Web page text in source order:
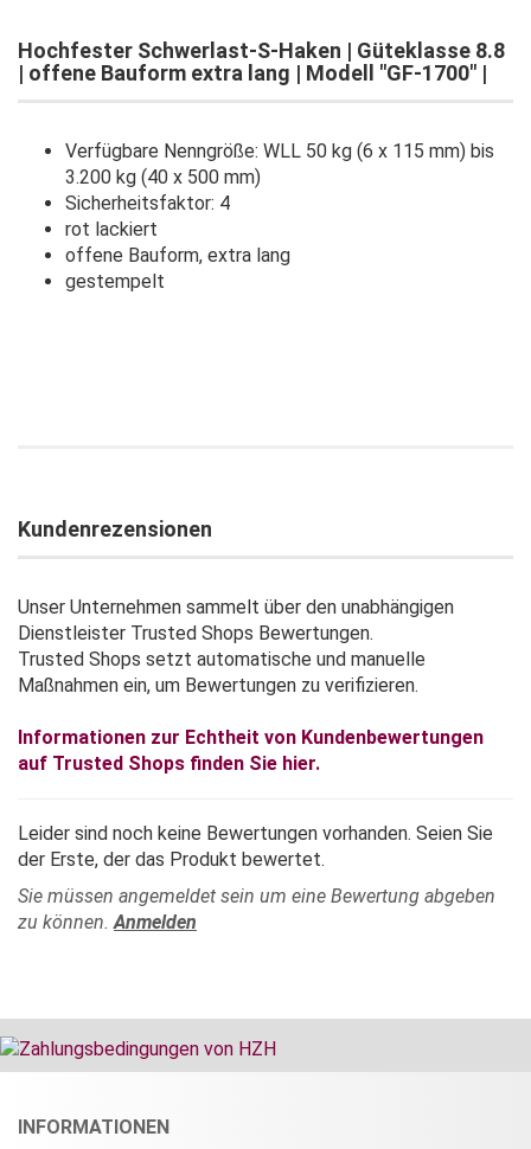
Hochfester Schwerlast-S-Haken | Güteklasse 8.8
| offene Bauform extra lang | Modell "GF-1700" |
Verfügbare Nenngröße: WLL 50 kg (6 x 115 mm) bis
3.200 kg (40 x 500 mm)
Sicherheitsfaktor: 4
rot lackiert
offene Bauform, extra lang
gestempelt
Kundenrezensionen
Unser Unternehmen sammelt über den unabhängigen
Dienstleister Trusted Shops Bewertungen.
Trusted Shops setzt automatische und manuelle
Maßnahmen ein, um Bewertungen zu verifizieren.
Informationen zur Echtheit von Kundenbewertungen
auf Trusted Shops finden Sie hier.
Leider sind noch keine Bewertungen vorhanden. Seien Sie
der Erste, der das Produkt bewertet.
Sie müssen angemeldet sein um eine Bewertung abgeben
zu können. Anmelden
INFORMATIONEN